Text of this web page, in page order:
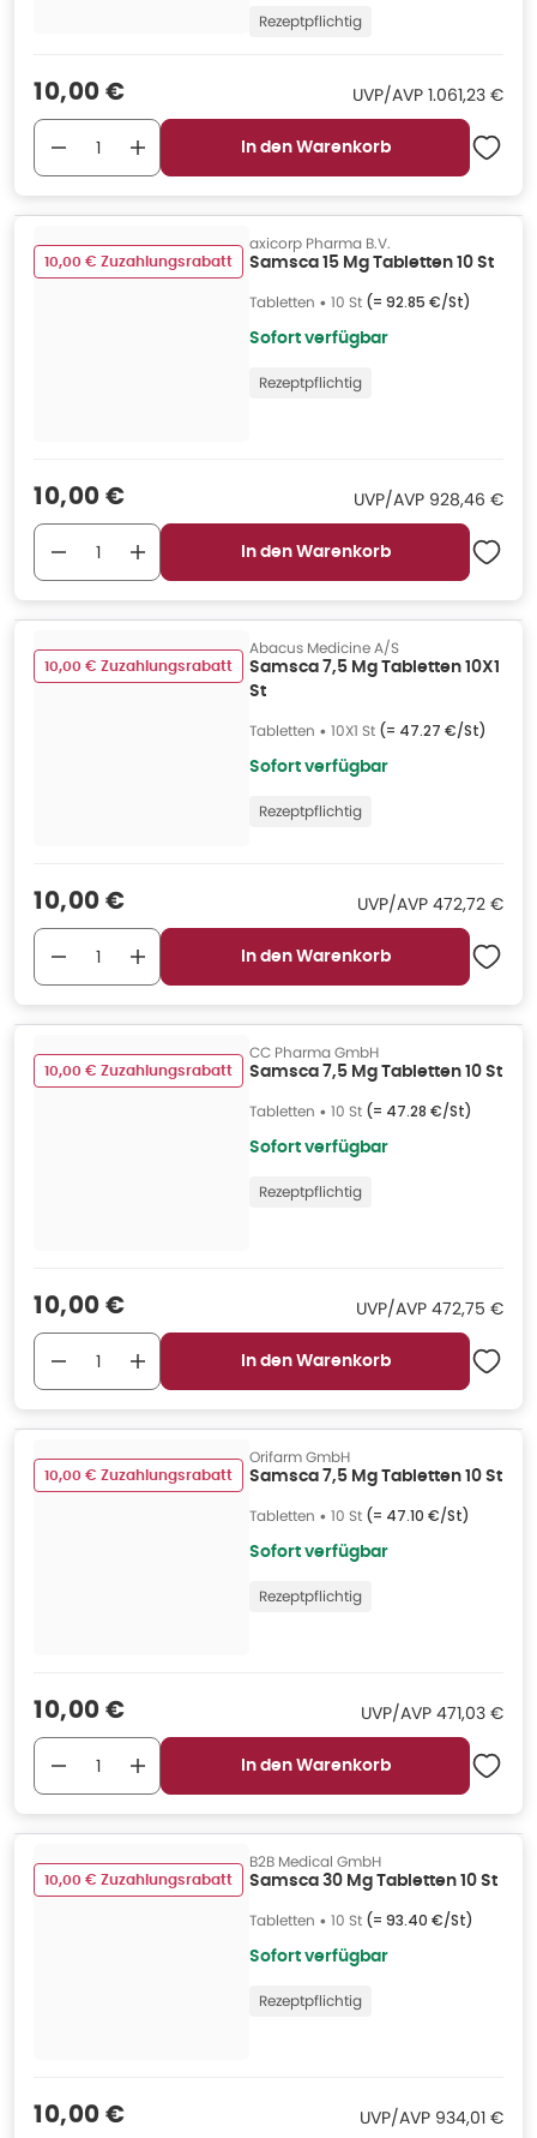
Rezeptpflichtig
Verkaufspreis
10,00 € UVP/AVP UVP/AVP:
1.061,23 €
In den Warenkorb
10,00 € Zuzahlungsrabatt
axicorp Pharma B.V.
Samsca 15 Mg Tabletten 10 St
Tabletten • 10 St (= 92.85 €/St)
Sofort verfügbar
Rezeptpflichtig
Verkaufspreis
10,00 € UVP/AVP UVP/AVP:
928,46 €
In den Warenkorb
10,00 € Zuzahlungsrabatt
Abacus Medicine A/S
Samsca 7,5 Mg Tabletten 10X1
St
Tabletten • 10X1 St (= 47.27 €/St)
Sofort verfügbar
Rezeptpflichtig
Verkaufspreis
10,00 € UVP/AVP UVP/AVP:
472,72 €
In den Warenkorb
10,00 € Zuzahlungsrabatt
CC Pharma GmbH
Samsca 7,5 Mg Tabletten 10 St
Tabletten • 10 St (= 47.28 €/St)
Sofort verfügbar
Rezeptpflichtig
Verkaufspreis
10,00 € UVP/AVP UVP/AVP:
472,75 €
In den Warenkorb
10,00 € Zuzahlungsrabatt
Orifarm GmbH
Samsca 7,5 Mg Tabletten 10 St
Tabletten • 10 St (= 47.10 €/St)
Sofort verfügbar
Rezeptpflichtig
Verkaufspreis
10,00 € UVP/AVP UVP/AVP
471,03 €
In den Warenkorb
10,00 € Zuzahlungsrabatt
B2B Medical GmbH
Samsca 30 Mg Tabletten 10 St
Tabletten • 10 St (= 93.40 €/St)
Sofort verfügbar
Rezeptpflichtig
Verkaufspreis
10,00 € UVP/AVP UVP/AVP
934,01 €